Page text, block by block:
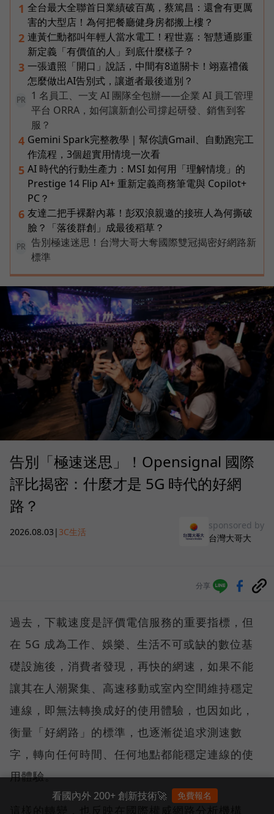
1 全台最大全聯首日業績破百萬，蔡篤昌：還會有更厲
害的大型店！為何把餐廳健身房都搬上樓？
2 連黃仁勳都叫年輕人當水電工！程世嘉：智慧通膨重
新定義「有價值的人」到底什麼樣子？
3 一張遺照「開口」說話，中間有8道關卡！翊嘉禮儀
怎麼做出AI告別式，讓逝者最後道別？
PR
1 名員工、一支 AI 團隊全包辦——企業 AI 員工管理
平台 ORRA，如何讓新創公司撐起研發、銷售到客
服？
4 Gemini Spark完整教學｜幫你讀Gmail、自動跑完工
作流程，3個超實用情境一次看
5 AI 時代的行動生產力：MSI 如何用「理解情境」的
Prestige 14 Flip AI+ 重新定義商務筆電與 Copilot+
PC？
6 友達二把手裸辭內幕！彭双浪親邀的接班人為何撕破
臉？「落後群創」成最後稻草？
PR
告別極速迷思！台灣大哥大奪國際雙冠揭密好網路新
標準
告別「極速迷思」！Opensignal 國際
評比揭密：什麼才是 5G 時代的好網
路？
2026.08.03 | 3C生活
sponsored by
台灣大哥大
分享
過去，下載速度是評價電信服務的重要指標，但
在 5G 成為工作、娛樂、生活不可或缺的數位基
礎設施後，消費者發現，再快的網速，如果不能
讓其在人潮聚集、高速移動或室內空間維持穩定
連線，即無法轉換成好的使用體驗，也因如此，
衡量「好網路」的標準，也逐漸從追求測速數
字，轉向任何時間、任何地點都能穩定連線的使
用體驗。
看國內外 200+ 創新技術🚀 免費報名